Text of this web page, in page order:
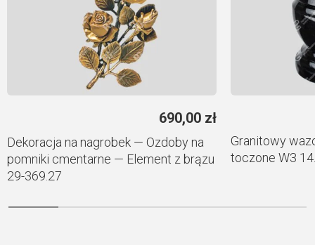
690,00 zł
Dekoracja na nagrobek — Ozdoby na
pomniki cmentarne — Element z brązu
29-369.27
Granitowy
toczone W3